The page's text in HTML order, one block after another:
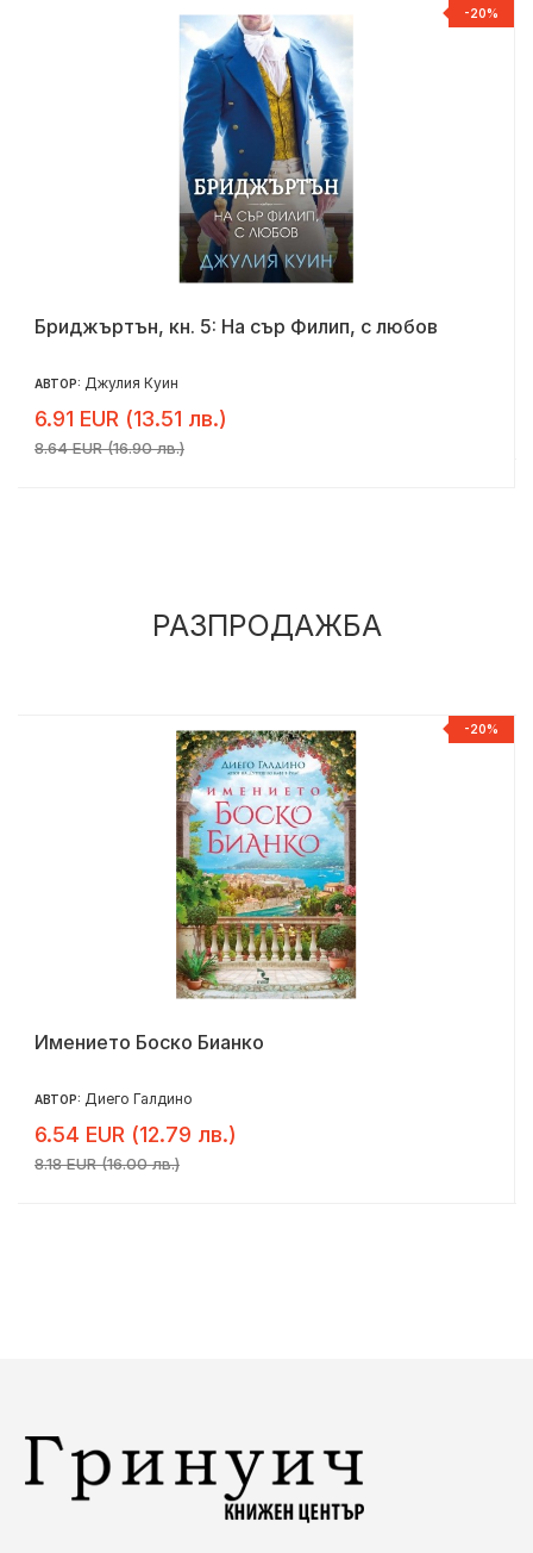
-20%
Бриджъртън, кн. 5: На сър Филип, с любов
АВТОР: Джулия Куин
6.91 EUR (13.51 лв.)
8.64 EUR (16.90 лв.)
РАЗПРОДАЖБА
-20%
Имението Боско Бианко
АВТОР: Диего Галдино
6.54 EUR (12.79 лв.)
8.18 EUR (16.00 лв.)